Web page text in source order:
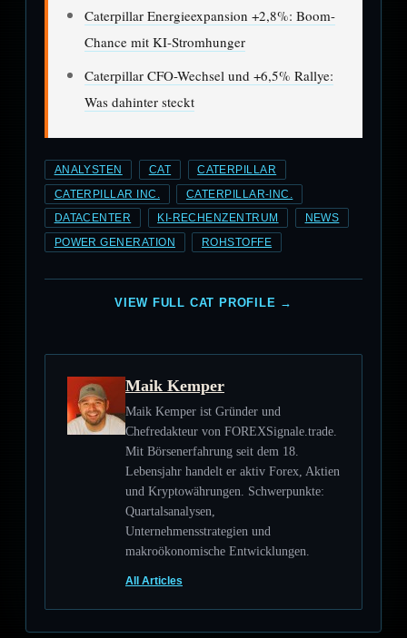
Caterpillar Energieexpansion +2,8%: Boom-
Chance mit KI-Stromhunger
Caterpillar CFO-Wechsel und +6,5% Rallye:
Was dahinter steckt
ANALYSTEN CAT CATERPILLAR
CATERPILLAR INC. CATERPILLAR-INC.
DATACENTER KI-RECHENZENTRUM NEWS
POWER GENERATION ROHSTOFFE
VIEW FULL CAT PROFILE →
Maik Kemper
Maik Kemper ist Gründer und
Chefredakteur von FOREXSignale.trade.
Mit Börsenerfahrung seit dem 18.
Lebensjahr handelt er aktiv Forex, Aktien
und Kryptowährungen. Schwerpunkte:
Quartalsanalysen,
Unternehmensstrategien und
makroökonomische Entwicklungen.
All Articles